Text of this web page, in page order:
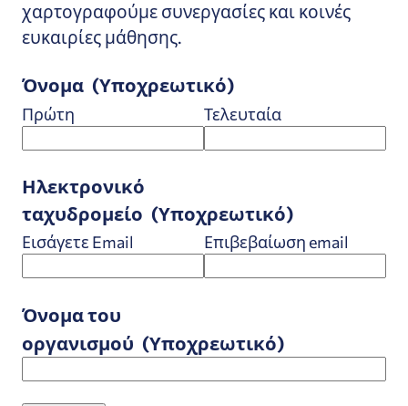
χαρτογραφούμε συνεργασίες και κοινές
ευκαιρίες μάθησης.
Όνομα (Υποχρεωτικό)
Πρώτη Τελευταία
Ηλεκτρονικό
ταχυδρομείο (Υποχρεωτικό)
Εισάγετε Email Επιβεβαίωση email
Όνομα του
οργανισμού (Υποχρεωτικό)